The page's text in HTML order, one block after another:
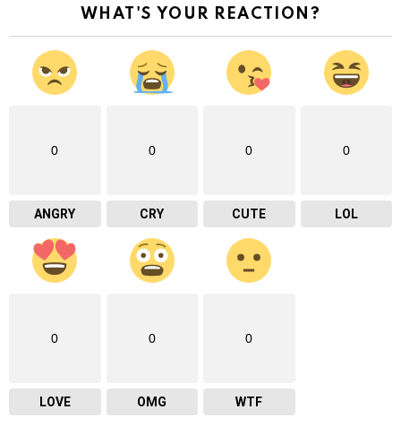
WHAT'S YOUR REACTION?
0
ANGRY
0
CRY
0
CUTE
0
LOL
0
LOVE
0
OMG
0
WTF